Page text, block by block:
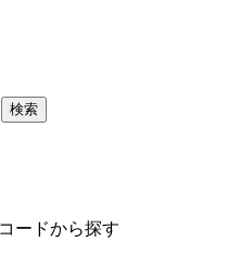
検索
ードから探す